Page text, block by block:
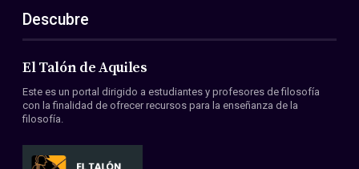
ES
EN
Acerca de nosotros
Miembros
Convenios
Descubre
El Talón de Aquiles
Este es un portal dirigido a estudiantes y profesores de filosofía
con la finalidad de ofrecer recursos para la enseñanza de la
filosofía.